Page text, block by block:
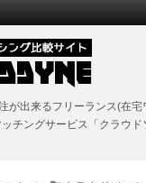
が出来るフリーランス(在宅
チングサービス「クラウ